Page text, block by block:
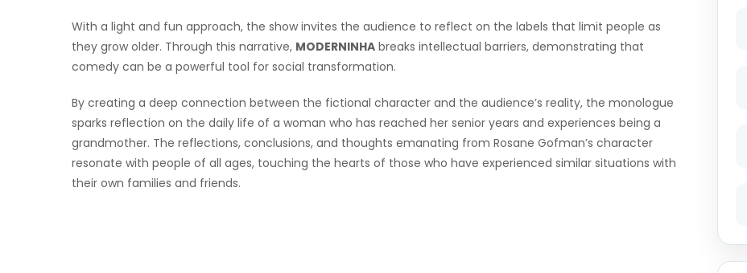
With a light and fun approach, the show invites the audience to reflect on the labels that limit people as
they grow older. Through this narrative, MODERNINHA breaks intellectual barriers, demonstrating that
comedy can be a powerful tool for social transformation.
By creating a deep connection between the fictional character and the audience’s reality, the monologue
sparks reflection on the daily life of a woman who has reached her senior years and experiences being a
grandmother. The reflections, conclusions, and thoughts emanating from Rosane Gofman’s character
resonate with people of all ages, touching the hearts of those who have experienced similar situations with
their own families and friends.